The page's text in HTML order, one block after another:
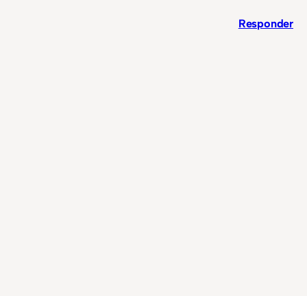
Responder